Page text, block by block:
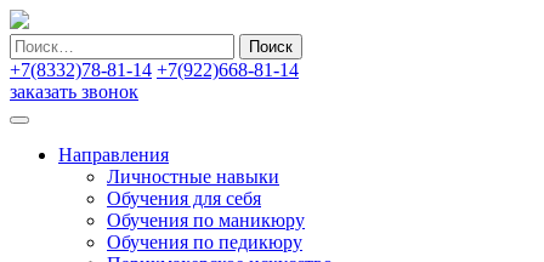
Найти:
+7(8332)78-81-14 +7(922)668-81-14
заказать звонок
Направления
Личностные навыки
Обучения для себя
Обучения по маникюру
Обучения по педикюру